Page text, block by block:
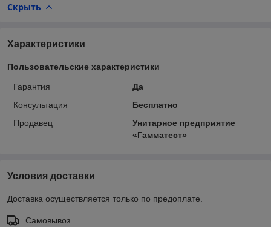
Скрыть
Характеристики
Пользовательские характеристики
Гарантия
Да
Консультация
Бесплатно
Продавец
Унитарное предприятие
«Гамматест»
Условия доставки
Доставка осуществляется только по предоплате.
Самовывоз